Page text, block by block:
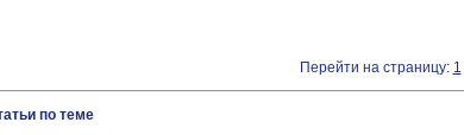
Перейти на страницу: 1
по теме